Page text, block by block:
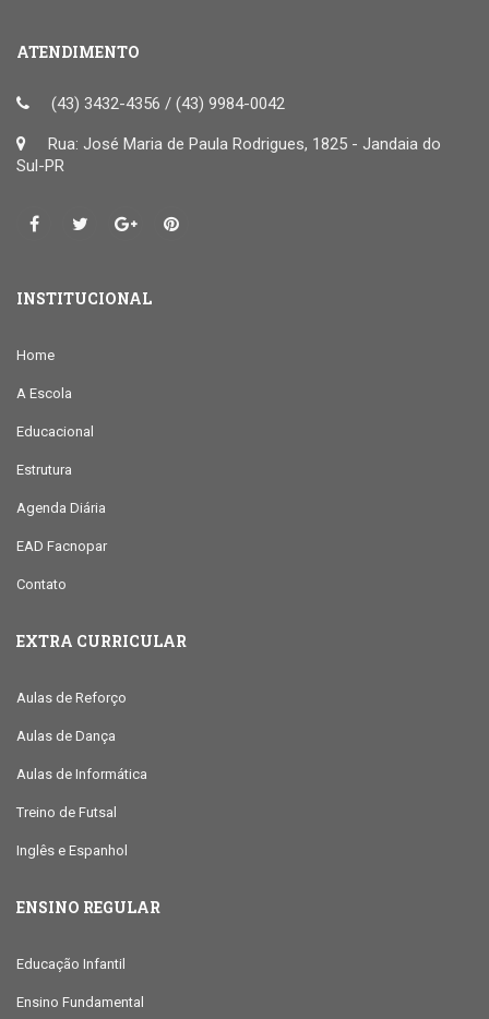
ATENDIMENTO
(43) 3432-4356 / (43) 9984-0042
Rua: José Maria de Paula Rodrigues, 1825 - Jandaia do
Sul-PR
INSTITUCIONAL
Home
A Escola
Educacional
Estrutura
Agenda Diária
EAD Facnopar
Contato
EXTRA CURRICULAR
Aulas de Reforço
Aulas de Dança
Aulas de Informática
Treino de Futsal
Inglês e Espanhol
ENSINO REGULAR
Educação Infantil
Ensino Fundamental